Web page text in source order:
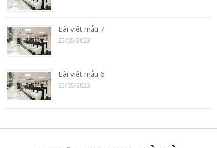
Bài viết mẫu 7
25/05/2023
Bài viết mẫu 6
25/05/2023